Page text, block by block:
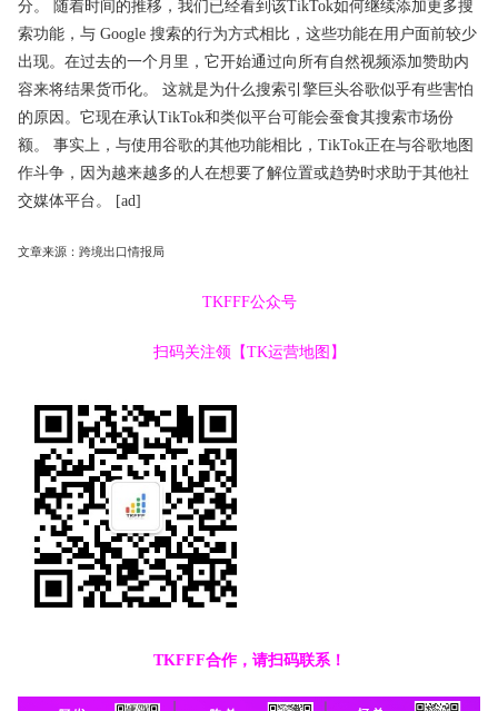
分。 随着时间的推移，我们已经看到该TikTok如何继续添加更多搜
索功能，与 Google 搜索的行为方式相比，这些功能在用户面前较少
出现。在过去的一个月里，它开始通过向所有自然视频添加赞助内
容来将结果货币化。 这就是为什么搜索引擎巨头谷歌似乎有些害怕
的原因。它现在承认TikTok和类似平台可能会蚕食其搜索市场份
额。 事实上，与使用谷歌的其他功能相比，TikTok正在与谷歌地图
作斗争，因为越来越多的人在想要了解位置或趋势时求助于其他社
交媒体平台。 [ad]
文章来源： 跨境出口情报局
TKFFF公众号
扫码关注领【TK运营地图】
TKFFF合作，请扫码联系！